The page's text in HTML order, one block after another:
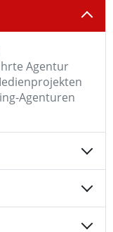
Agentur
Agenturen